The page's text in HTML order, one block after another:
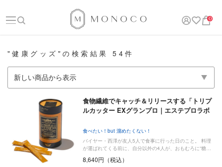
0
"健康グッズ"の検索結果 54件
食物繊維でキャッチ＆リリースする「トリプ
ルカッター EXグランプロ｜エステプロラボ
食べたい！but 溜めたくない！
バイヤー・西澤が友人5人で食事に行った日のこと。 料理
が運ばれてくる前に、自分以外の4人が、おもむろに“糖…
8,640円（税込）